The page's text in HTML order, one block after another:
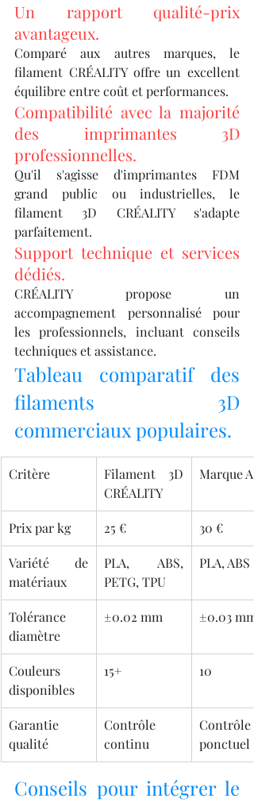
Un rapport qualité-prix
avantageux.
Comparé aux autres marques, le
filament CRÉALITY offre un excellent
équilibre entre coût et performances.
Compatibilité avec la majorité
des imprimantes 3D
professionnelles.
Qu'il s'agisse d'imprimantes FDM
grand public ou industrielles, le
filament 3D CRÉALITY s'adapte
parfaitement.
Support technique et services
dédiés.
CRÉALITY propose un
accompagnement personnalisé pour
les professionnels, incluant conseils
techniques et assistance.
Tableau comparatif des
filaments 3D
commerciaux populaires.
Critère
Filament 3D
CRÉALITY
Marque A
Prix par kg 25 € 30 €
Variété de
matériaux
PLA, ABS,
PETG, TPU
PLA, ABS
Tolérance
diamètre
±0.02 mm ±0.03 mm
Couleurs
disponibles
15+ 10
Garantie
qualité
Contrôle
continu
Contrôle
ponctuel
Conseils pour intégrer le